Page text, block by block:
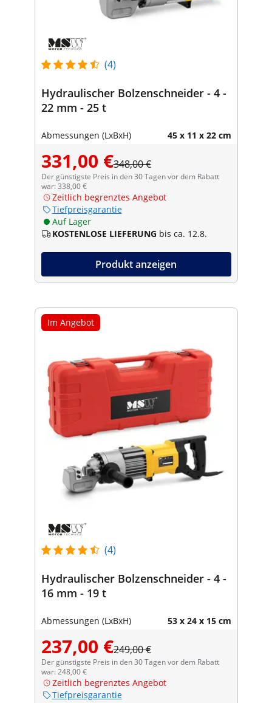
(4)
Hydraulischer Bolzenschneider - 4 -
22 mm - 25 t
Abmessungen (LxBxH) 45 x 11 x 22 cm
331,00 €348,00 €
Der günstigste Preis in den 30 Tagen vor dem Rabatt
war: 338,00 €
Zeitlich begrenztes Angebot
Tiefpreisgarantie
Auf Lager
KOSTENLOSE LIEFERUNG bis ca. 12.8.
Produkt anzeigen
Im Angebot
(4)
Hydraulischer Bolzenschneider - 4 -
16 mm - 19 t
Abmessungen (LxBxH) 53 x 24 x 15 cm
237,00 €249,00 €
Der günstigste Preis in den 30 Tagen vor dem Rabatt
war: 248,00 €
Zeitlich begrenztes Angebot
Tiefpreisgarantie